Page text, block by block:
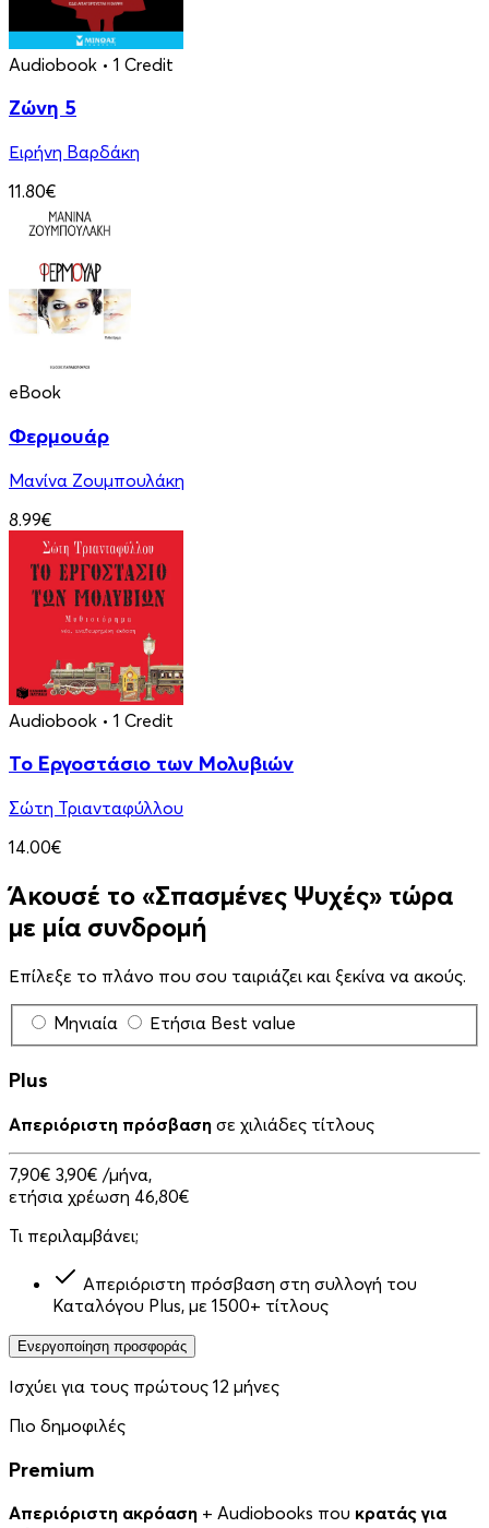
Audiobook • 1 Credit
Ζώνη 5
Ειρήνη Βαρδάκη
11.80€
eBook
Φερμουάρ
Μανίνα Ζουμπουλάκη
8.99€
Audiobook • 1 Credit
Το Εργοστάσιο των Μολυβιών
Σώτη Τριανταφύλλου
14.00€
Άκουσέ το «Σπασμένες Ψυχές» τώρα
με μία συνδρομή
Επίλεξε το πλάνο που σου ταιριάζει και ξεκίνα να ακούς.
Μηνιαία Ετήσια Best value
Plus
Απεριόριστη πρόσβαση σε χιλιάδες τίτλους
7,90€ 3,90€ /μήνα,
ετήσια χρέωση 46,80€
Τι περιλαμβάνει;
Απεριόριστη πρόσβαση στη συλλογή του
Καταλόγου Plus, με 1500+ τίτλους
Ενεργοποίηση προσφοράς
Ισχύει για τους πρώτους 12 μήνες
Πιο δημοφιλές
Premium
Απεριόριστη ακρόαση + Audiobooks που κρατάς για